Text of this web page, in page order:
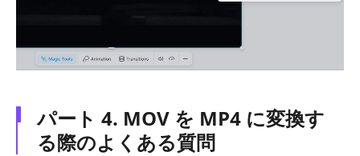
パート 4. MOV を MP4 に変換す
る際のよくある質問